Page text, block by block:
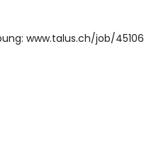
www.talus.ch/job/45106